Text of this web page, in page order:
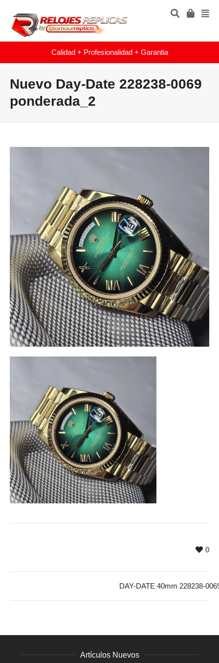
Calidad + Profesionalidad + Garantia
Nuevo Day-Date 228238-0069
ponderada_2
0
DAY-DATE 40mm 228238-
Artículos Nuevos